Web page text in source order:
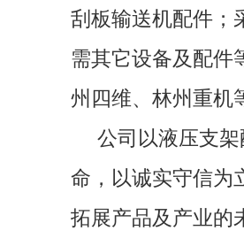
刮板输送机配件；
需其它设备及配件
州四维、林州重机
公司以液压支
命，以诚实守信为
拓展产品及产业的